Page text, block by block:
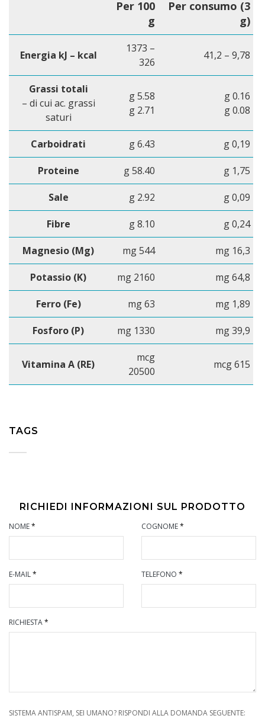
Per 100
g
Per consumo (3
g)
Energia kJ – kcal
1373 –
326
41,2 – 9,78
Grassi totali
– di cui ac. grassi
saturi
g 5.58
g 2.71
g 0.16
g 0.08
Carboidrati g 6.43 g 0,19
Proteine g 58.40 g 1,75
Sale g 2.92 g 0,09
Fibre g 8.10 g 0,24
Magnesio (Mg) mg 544 mg 16,3
Potassio (K) mg 2160 mg 64,8
Ferro (Fe) mg 63 mg 1,89
Fosforo (P) mg 1330 mg 39,9
Vitamina A (RE)
mcg
20500
mcg 615
TAGS
RICHIEDI INFORMAZIONI SUL PRODOTTO
NOME* COGNOME*
E-MAIL* TELEFONO *
RICHIESTA*
SISTEMA ANTISPAM, SEI UMANO? RISPONDI ALLA DOMANDA SEGUENTE: